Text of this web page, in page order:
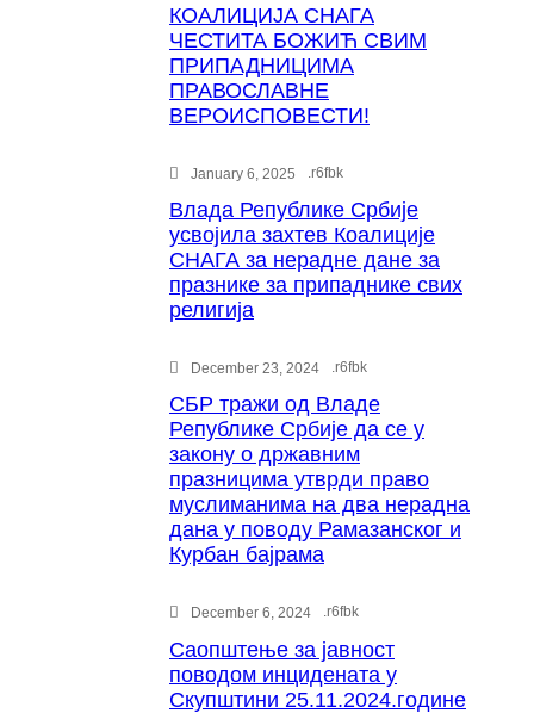
КОАЛИЦИЈА СНАГА
ЧЕСТИТА БОЖИЋ СВИМ
ПРИПАДНИЦИМА
ПРАВОСЛАВНЕ
ВЕРОИСПОВЕСТИ!
January 6, 2025 .r6fbk
Влада Републике Србије
усвојила захтев Коалиције
СНАГА за нерадне дане за
празнике за припаднике свих
религија
December 23, 2024 .r6fbk
СБР тражи од Владе
Републике Србије да се у
закону о државним
празницима утврди право
муслиманима на два нерадна
дана у поводу Рамазанског и
Курбан бајрама
December 6, 2024 .r6fbk
Саопштење за јавност
поводом инцидената у
Скупштини 25.11.2024.године